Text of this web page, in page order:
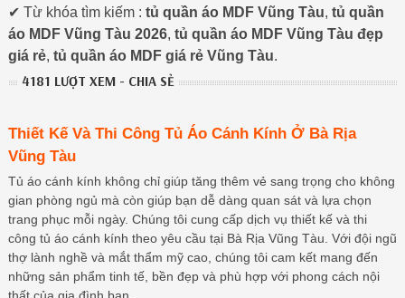
✔ Từ khóa tìm kiếm : tủ quần áo MDF Vũng Tàu, tủ quần
áo MDF Vũng Tàu 2026, tủ quần áo MDF Vũng Tàu đẹp
giá rẻ, tủ quần áo MDF giá rẻ Vũng Tàu.
4181 LƯỢT XEM - CHIA SẺ
Thiết Kế Và Thi Công Tủ Áo Cánh Kính Ở Bà Rịa
Vũng Tàu
Tủ áo cánh kính không chỉ giúp tăng thêm vẻ sang trọng cho không
gian phòng ngủ mà còn giúp bạn dễ dàng quan sát và lựa chọn
trang phục mỗi ngày. Chúng tôi cung cấp dịch vụ thiết kế và thi
công tủ áo cánh kính theo yêu cầu tại Bà Rịa Vũng Tàu. Với đội ngũ
thợ lành nghề và mắt thẩm mỹ cao, chúng tôi cam kết mang đến
những sản phẩm tinh tế, bền đẹp và phù hợp với phong cách nội